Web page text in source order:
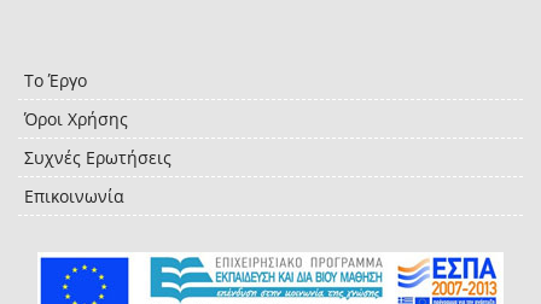
Το Έργο
Όροι Χρήσης
Συχνές Ερωτήσεις
Επικοινωνία